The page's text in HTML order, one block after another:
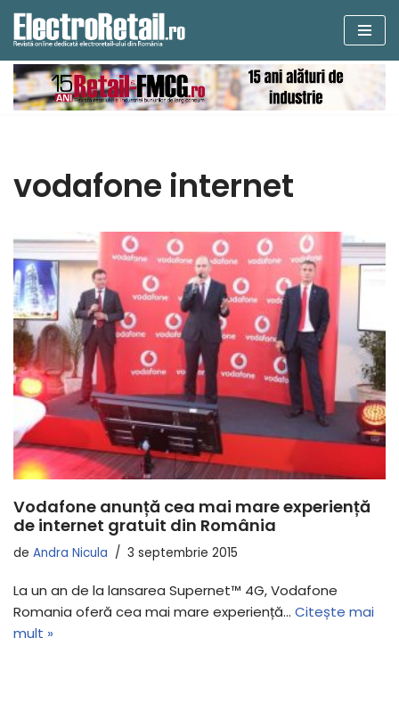
Sari
la
conținut
vodafone internet
Vodafone anunță cea mai mare experiență
de internet gratuit din România
de Andra Nicula 3 septembrie 2015
La un an de la lansarea Supernet™ 4G, Vodafone
Romania oferă cea mai mare experiență… Citește mai
mult »